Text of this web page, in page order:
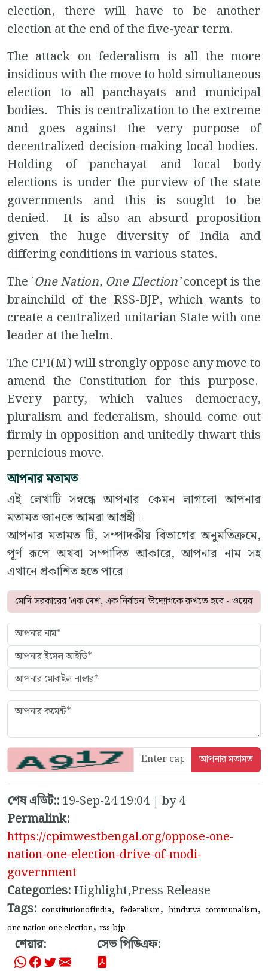
election, there will have to be another
election at the end of the five-year term.
The attack on federalism is all the more
insidious with the move to hold simultaneous
election to all panchayats and municipal
bodies. This is centralization to the extreme
and goes against the very purpose of
decentralized decision-making local bodies.
Holding of panchayat and local body
elections is under the purview of the state
governments and this is sought to be
denied. It is also an absurd proposition
given the huge diversity of India and
differing conditions in various states.
The `One Nation, One Election’concept is the
brainchild of the RSS-BJP, which wants to
create a centralized unitarian State with one
leader at the helm.
The CPI(M) will strongly oppose any move to
amend the Constitution for this purpose.
Every party, which values democracy,
pluralism and federalism, should come out
firmly in opposition and unitedly thwart this
pernicious move.
আপনার মতামত
এই লেখাটি সম্বন্ধে আপনার কেমন লাগলো আপনার
মতামত জানতে আমরা আগ্রহী।
আপনার মতামত টি, সম্পাদকীয় বিভাগের অনুমতিক্রমে,
পূর্ণ রূপে অথবা সম্পাদিত আকারে, আপনার নাম সহ
এখানে প্রকাশিত হতে পারে।
শেষ এডিট::19-Sep-24 19:04 | by 4
Permalink:
https://cpimwestbengal.org/oppose-one-
nation-one-election-drive-of-modi-
government
Categories:Highlight,Press Release
Tags: constitutionofindia, federalism, hindutva communalism,
one nation-one election, rss-bjp
শেয়ার: সেভ পিডিএফ: